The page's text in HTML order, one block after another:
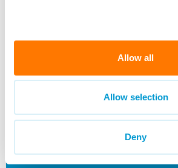
Allow all
Allow selection
Deny
Mail ons
Bel ons